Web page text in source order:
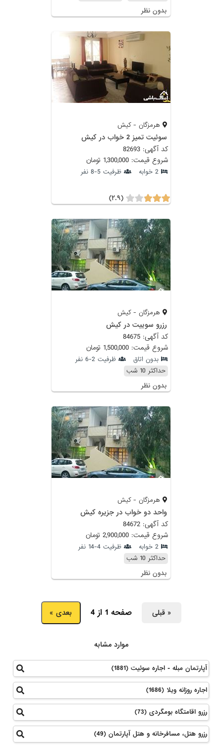
بدون نظر
هرمزگان - کیش
سوئیت تمیز 2 خواب در کیش
کد آگهی: 82693
شروع قیمت: 1,300,000 تومان
2 خوابه ظرفیت 5-8 نفر
(۲.۹)
هرمزگان - کیش
رزرو سوییت در کیش
کد آگهی: 84675
شروع قیمت: 1,500,000 تومان
بدون اتاق
ظرفیت 2-6 نفر
حداکثر 10 شب
بدون نظر
هرمزگان - کیش
واحد دو خواب در جزیره کیش
کد آگهی: 84672
شروع قیمت: 2,900,000 تومان
2 خوابه
ظرفیت 4-14 نفر
حداکثر 10 شب
بدون نظر
« قبلی صفحه 1 از 4 بعدی »
موارد مشابه
آپارتمان مبله - اجاره سوئیت (1881)
اجاره روزانه ویلا (1686)
رزرو اقامتگاه بومگردی (73)
رزرو هتل، مسافرخانه و هتل آپارتمان (49)